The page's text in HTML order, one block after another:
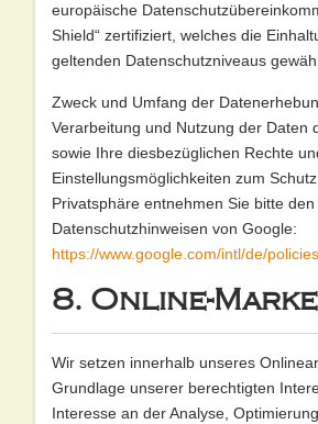
europäische
Shield“ zertifiziert, welches die
geltenden Datenschutzniveaus
Zweck und Umfang der
Verarbeitung und Nutzung der Daten
sowie Ihre diesbezüglichen Rechte
Einstellungsmöglichkeiten zum
Privatsphäre entnehmen Sie bitte den
Datenschutzhinweisen von Google:
https://www.google.com/intl/de/
8. Online-
Wir setzen innerhalb unseres
Grundlage unserer berechtigten
Interesse an der Analyse,